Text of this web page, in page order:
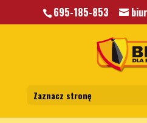
: A non-numeric value
/home/klient.dhosting.pl/mkkrawczyk/
content/themes/bhp/functions.phpon
695-185-853
Zaznacz stronę